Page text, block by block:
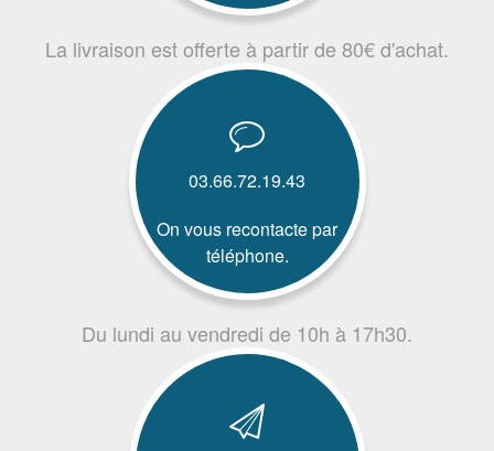
La livraison est offerte à partir de 80€ d'achat.
03.66.72.19.43
On vous recontacte par
téléphone.
Du lundi au vendredi de 10h à 17h30.